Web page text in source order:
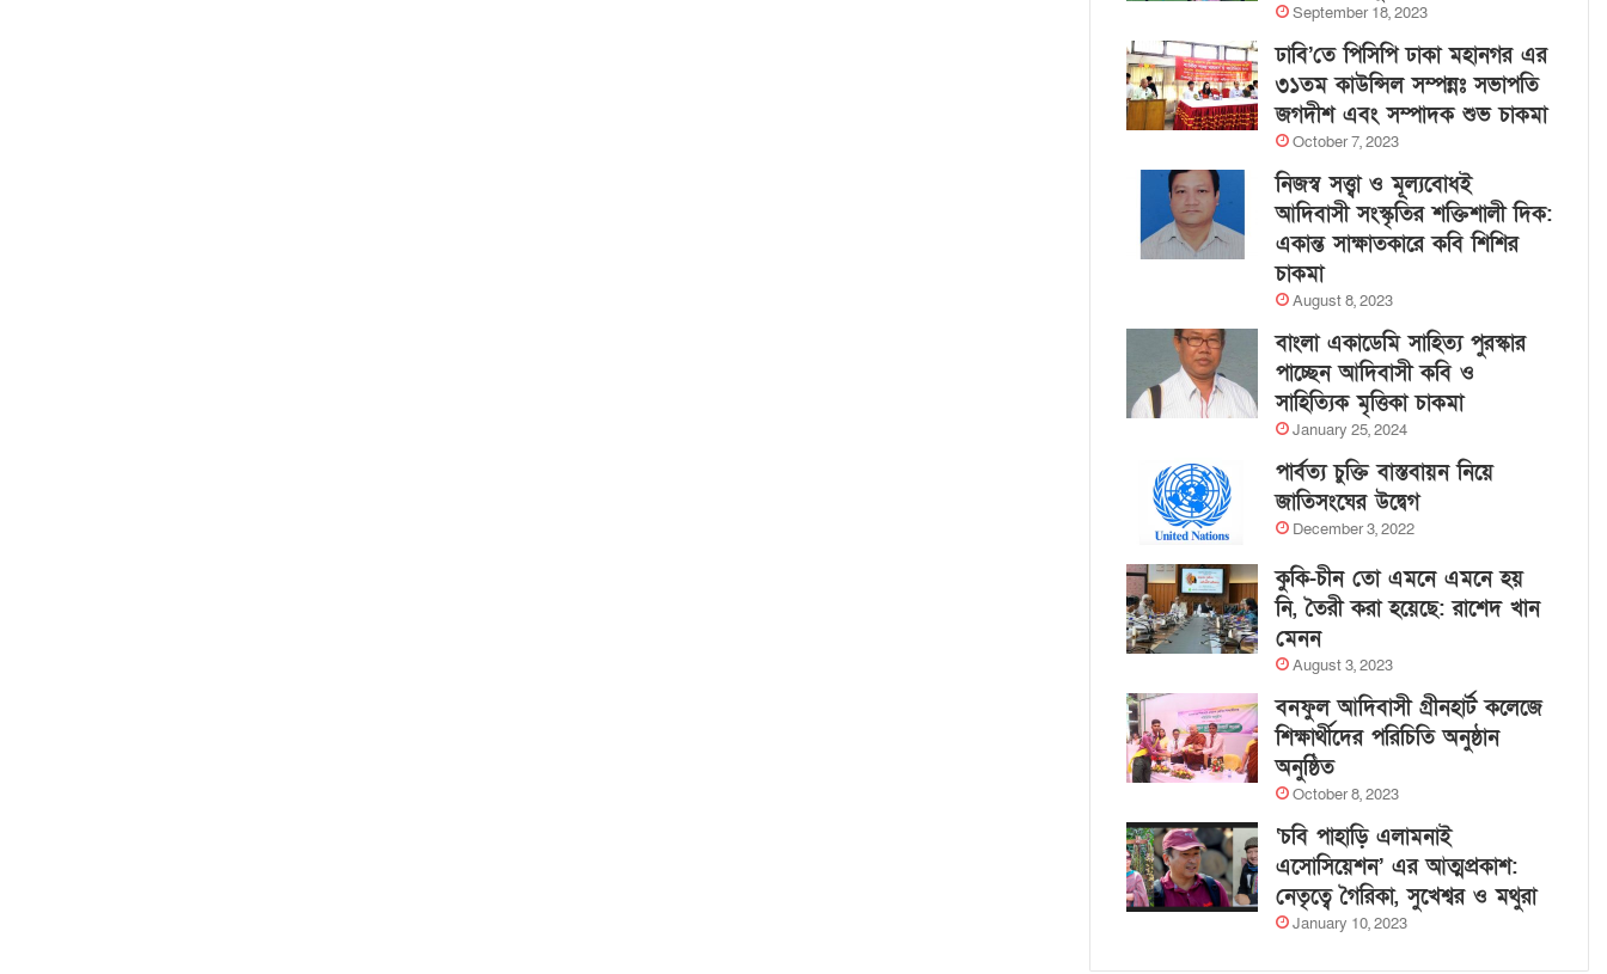
September 18, 2023
ঢাবি’তে পিসিপি ঢাকা মহানগর এর
৩১তম কাউন্সিল সম্পন্নঃ সভাপতি
জগদীশ এবং সম্পাদক শুভ চাকমা
October 7, 2023
নিজস্ব সত্ত্বা ও মূল্যবোধই
আদিবাসী সংস্কৃতির শক্তিশালী দিক:
একান্ত সাক্ষাতকারে কবি শিশির
চাকমা
August 8, 2023
বাংলা একাডেমি সাহিত্য পুরস্কার
পাচ্ছেন আদিবাসী কবি ও
সাহিত্যিক মৃত্তিকা চাকমা
January 25, 2024
পার্বত্য চুক্তি বাস্তবায়ন নিয়ে
জাতিসংঘের উদ্বেগ
December 3, 2022
কুকি-চীন তো এমনে এমনে হয়
নি, তৈরী করা হয়েছে: রাশেদ খান
মেনন
August 3, 2023
বনফুল আদিবাসী গ্রীনহার্ট কলেজে
শিক্ষার্থীদের পরিচিতি অনুষ্ঠান
অনুষ্ঠিত
October 8, 2023
‘চবি পাহাড়ি এলামনাই
এসোসিয়েশন’ এর আত্মপ্রকাশ:
নেতৃত্বে গৈরিকা, সুখেশ্বর ও মথুরা
January 10, 2023